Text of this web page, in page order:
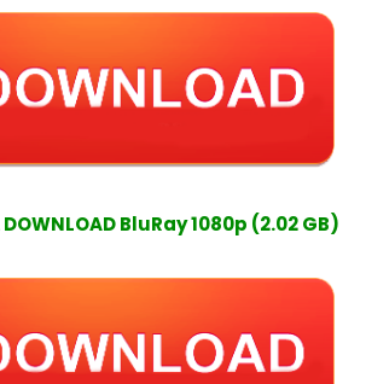
DOWNLOAD BluRay 1080p (2.02 GB)